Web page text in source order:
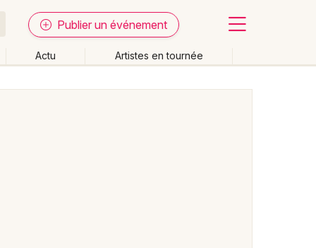
Publier un événement
Actu Artistes en tournée